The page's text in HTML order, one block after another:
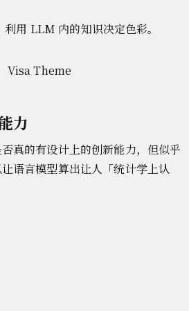
用 LLM 内的知识决定色彩。
力
真的有设计上的创新能力，但似乎
语言模型算出让人「统计学上认